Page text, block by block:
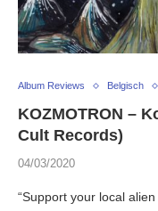
Album Reviews Belgisch
KOZMOTRON –
Cult Records)
04/03/2020
“Support your local